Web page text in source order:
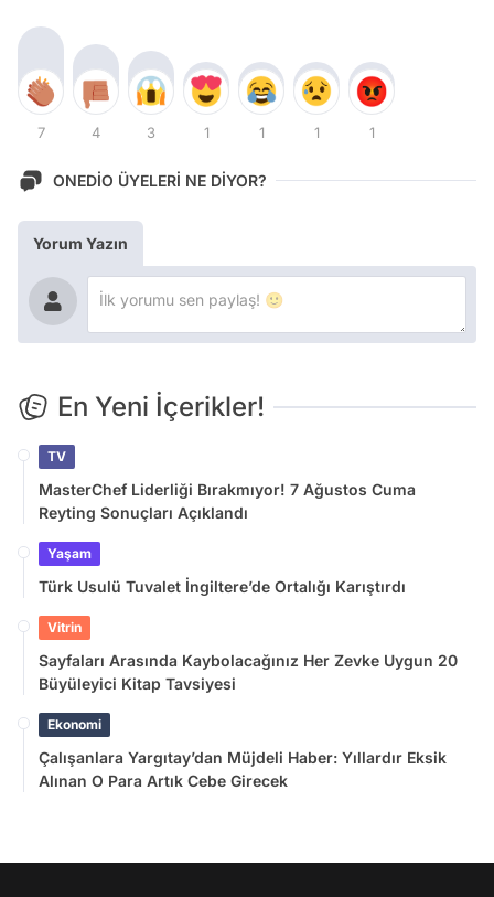
7 4 3 1 1 1 1
ONEDİO ÜYELERİ NE DİYOR?
Yorum Yazın
En Yeni İçerikler!
TV
MasterChef Liderliği Bırakmıyor! 7 Ağustos Cuma
Reyting Sonuçları Açıklandı
Yaşam
Türk Usulü Tuvalet İngiltere’de Ortalığı Karıştırdı
Vitrin
Sayfaları Arasında Kaybolacağınız Her Zevke Uygun 20
Büyüleyici Kitap Tavsiyesi
Ekonomi
Çalışanlara Yargıtay’dan Müjdeli Haber: Yıllardır Eksik
Alınan O Para Artık Cebe Girecek